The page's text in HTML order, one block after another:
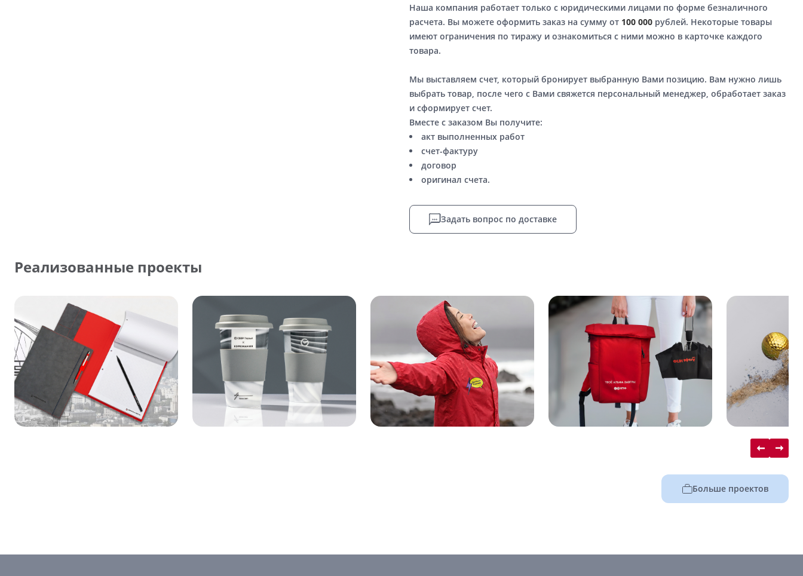
Наша компания работает только с юридическими лицами по форме безналичного
расчета. Вы можете оформить заказ на сумму от 100 000рублей. Некоторые товары
имеют ограничения по тиражу и ознакомиться с ними можно в карточке каждого
товара.
Мы выставляем счет, который бронирует выбранную Вами позицию. Вам нужно лишь
выбрать товар, после чего с Вами свяжется персональный менеджер, обработает заказ
и сформирует счет.
Вместе с заказом Вы получите:
акт выполненных работ
счет-фактуру
договор
оригинал счета.
Задать вопрос по доставке
Реализованные проекты
Больше проектов